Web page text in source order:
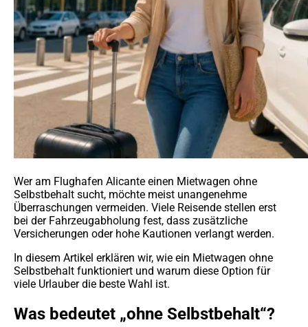
Wer am Flughafen Alicante einen Mietwagen ohne
Selbstbehalt sucht, möchte meist unangenehme
Überraschungen vermeiden. Viele Reisende stellen erst
bei der Fahrzeugabholung fest, dass zusätzliche
Versicherungen oder hohe Kautionen verlangt werden.
In diesem Artikel erklären wir, wie ein Mietwagen ohne
Selbstbehalt funktioniert und warum diese Option für
viele Urlauber die beste Wahl ist.
Was bedeutet „ohne Selbstbehalt“?